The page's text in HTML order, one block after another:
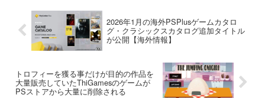
2026年1月の海外PSPlusゲームカタロ
グ・クラシックスカタログ追加タイトル
が公開【海外情報】
トロフィーを獲る事だけが目的の作品を
大量販売していたThiGamesのゲームが
PSストアから大量に削除される